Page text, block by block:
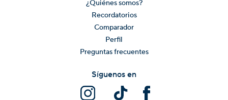
¿Quiénes somos?
Recordatorios
Comparador
Perfil
Preguntas frecuentes
Síguenos en